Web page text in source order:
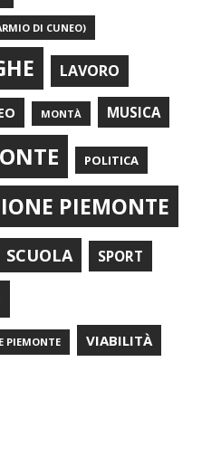
DI CUNEO)
LAVORO
MONTÀ MUSICA
POLITICA
PIEMONTE
SCUOLA SPORT
PIEMONTE VIABILITÀ